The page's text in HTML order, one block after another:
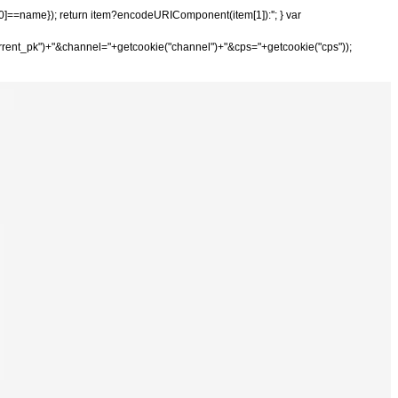
return item?encodeURIComponent(item[1]):''; } var